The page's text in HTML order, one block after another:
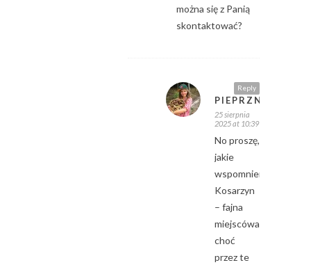
można się z Panią
skontaktować?
Reply
PIEPRZNIK
25 sierpnia
2025 at 10:39
No proszę,
jakie
wspomnienia:)
Kosarzyn
– fajna
miejscówa,
choć
przez te